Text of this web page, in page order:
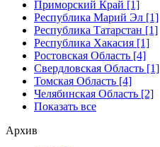
Приморский Край [1]
Республика Марий Эл [1]
Республика Татарстан [1]
Республика Хакасия [1]
Ростовская Область [4]
Свердловская Область [1]
Томская Область [4]
Челябинская Область [2]
Показать все
Архив